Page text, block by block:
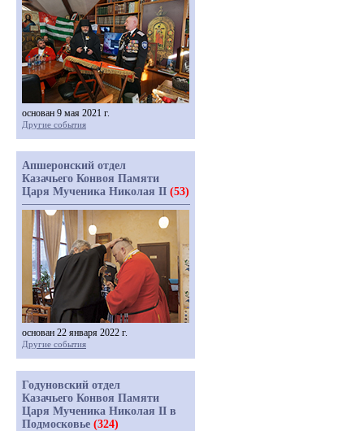
основан 9 мая 2021 г.
Другие события
Апшеронский отдел
Казачьего Конвоя Памяти
Царя Мученика Николая II (53)
основан 22 января 2022 г.
Другие события
Годуновский отдел
Казачьего Конвоя Памяти
Царя Мученика Николая II в
Подмосковье (324)